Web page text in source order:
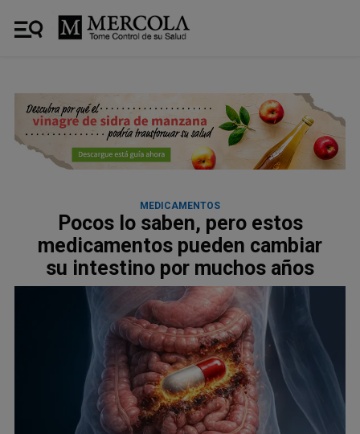
MEDICAMENTOS
Pocos lo saben, pero estos
medicamentos pueden cambiar
su intestino por muchos años